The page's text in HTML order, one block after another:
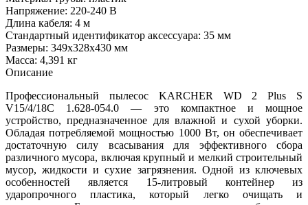
Напряжение: 220-240 В
Длина кабеля: 4 м
Стандартный идентификатор аксессуара: 35 мм
Размеры: 349x328x430 мм
Масса: 4,391 кг
Описание
Профессиональный пылесос KARCHER WD 2 Plus S
V15/4/18C 1.628-054.0 — это компактное и мощное
устройство, предназначенное для влажной и сухой уборки.
Обладая потребляемой мощностью 1000 Вт, он обеспечивает
достаточную силу всасывания для эффективного сбора
различного мусора, включая крупный и мелкий строительный
мусор, жидкости и сухие загрязнения. Одной из ключевых
особенностей является 15-литровый контейнер из
ударопрочного пластика, который легко очищать и